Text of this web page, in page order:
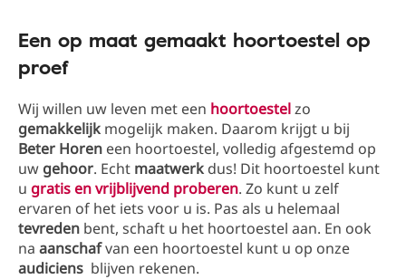
Een op maat gemaakt hoortoestel op
proef
Wij willen uw leven met een hoortoestelzo
gemakkelijk mogelijk maken. Daarom krijgt u bij
Beter Horen een hoortoestel, volledig afgestemd op
uw gehoor. Echt maatwerk dus! Dit hoortoestel kunt
u gratis en vrijblijvend proberen. Zo kunt u zelf
ervaren of het iets voor u is. Pas als u helemaal
tevreden bent, schaft u het hoortoestel aan. En ook
na aanschafvan een hoortoestel kunt u op onze
audiciens blijven rekenen.